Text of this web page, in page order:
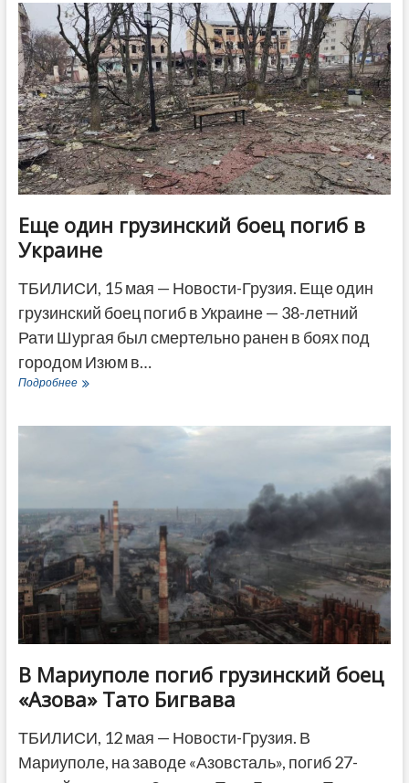
Георгий
Григолия
погиб
в
Украине
в
бою
под
Бахмутом
Еще один грузинский боец погиб в
Украине
ТБИЛИСИ, 15 мая — Новости-Грузия. Еще один
грузинский боец погиб в Украине — 38-летний
Рати Шургая был смертельно ранен в боях под
городом Изюм в…
ПодробнееЕще
В Мариуполе погиб грузинский боец
«Азова» Тато Бигвава
ТБИЛИСИ, 12 мая — Новости-Грузия. В
Мариуполе, на заводе «Азовсталь», погиб 27-